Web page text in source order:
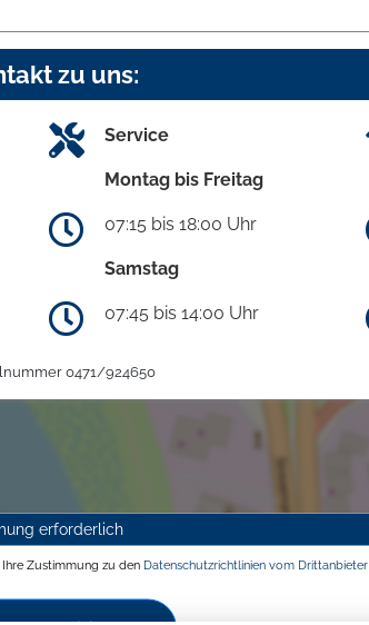
zu uns:
Service
Montag bis Freitag
07:15 bis 18:00 Uhr
Samstag
07:45 bis 14:00 Uhr
0471/924650
erforderlich
Zustimmung zu den Datenschutzrichtlinien vom Drittanbieter